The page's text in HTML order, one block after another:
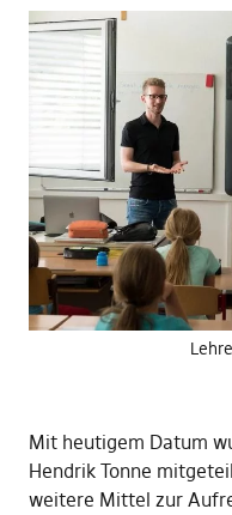
Mit heutigem Datum
Hendrik Tonne
weitere Mittel zur